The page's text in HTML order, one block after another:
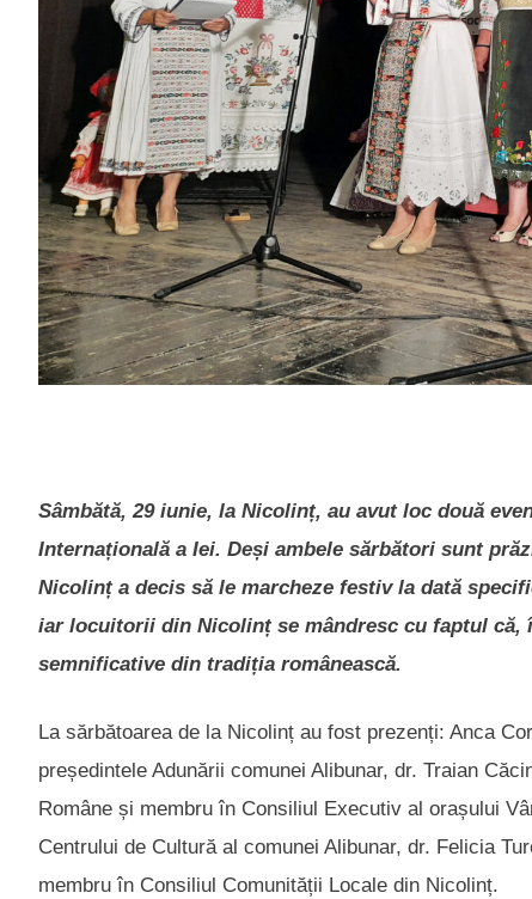
Sâmbătă, 29 iunie, la Nicolinț, au avut loc două
Internațională a Iei. Deși ambele sărbători sunt
Nicolinț a decis să le marcheze festiv la dată
iar locuitorii din Nicolinț se mândresc cu faptul că,
semnificative din tradiția românească.
La sărbătoarea de la Nicolinț au fost prezenți: Anca
președintele Adunării comunei Alibunar, dr. Traian
Române și membru în Consiliul Executiv al orașului
Centrului de Cultură al comunei Alibunar, dr. Felicia
membru în Consiliul Comunității Locale din Nicolinț.